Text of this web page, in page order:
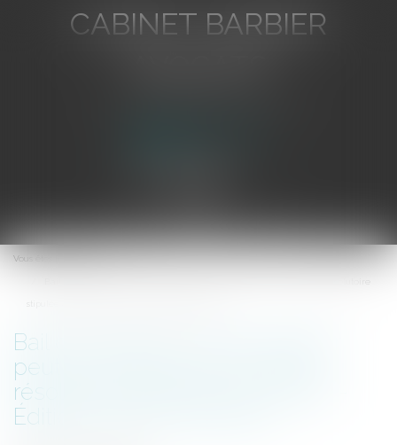
CABINET BARBIER
Ouvrir
le
Vous êtes ici :
Bail commercial : seul le bailleur
peut se prévaloir de la clause
résolutoire stipulée à son profit -
Éditions Francis Lefebvre